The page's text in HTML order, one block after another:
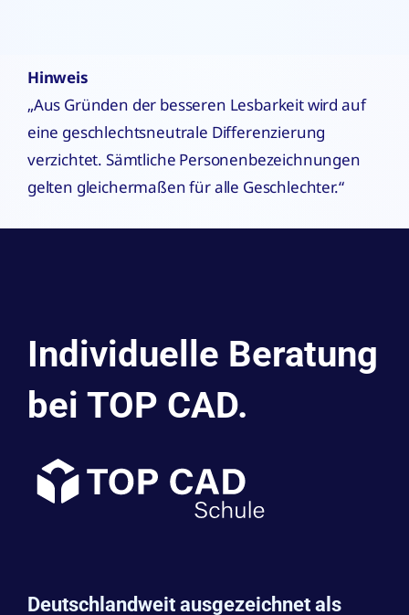
eine geschlechtsneutrale Differenzierung
verzichtet. Sämtliche Personenbezeichnungen
gelten gleichermaßen für alle Geschlechter.“
bei TOP CAD.
Bestes Autodesk-